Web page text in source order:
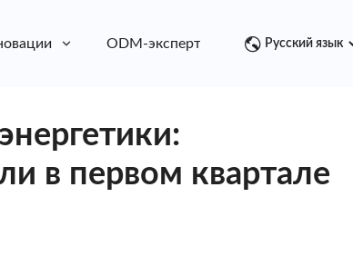
ODM-эксперт Медиа центр
Русский язык
в первом квартале